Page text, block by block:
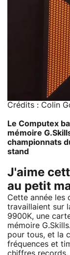
Crédits : Colin
Le Computex
mémoire
championnats
stand
J'aime
au petit
Cette année les
travaillaient sur
9900K, une
mémoire
pour tous, et la
fréquences et
chiffres